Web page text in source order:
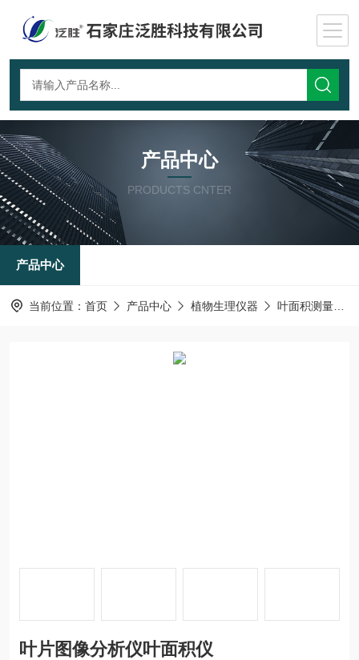
产品中心
PRODUCTS CNTER
产品中心
当前位置： 首页 产品中心 植物生理仪器 叶面积测量仪
叶片图像分析仪叶面积仪